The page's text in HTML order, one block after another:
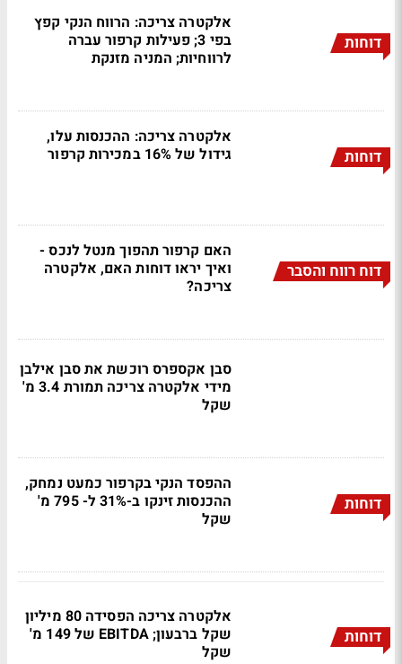
דוחות
אלקטרה צריכה: הרווח הנקי קפץ
בפי 3; פעילות קרפור עברה
לרווחיות; המניה מזנקת
דוחות
אלקטרה צריכה: ההכנסות עלו,
גידול של 16% במכירות קרפור
דוח רווח והסבר
האם קרפור תהפוך מנטל לנכס -
ואיך יראו דוחות האם, אלקטרה
צריכה?
סבן אקספרס רוכשת את סבן אילבן
מידי אלקטרה צריכה תמורת 3.4 מ'
שקל
דוחות
ההפסד הנקי בקרפור כמעט נמחק,
ההכנסות זינקו ב-31% ל- 795 מ'
שקל
דוחות
אלקטרה צריכה הפסידה 80 מיליון
שקל ברבעון; EBITDA של 149 מ'
שקל